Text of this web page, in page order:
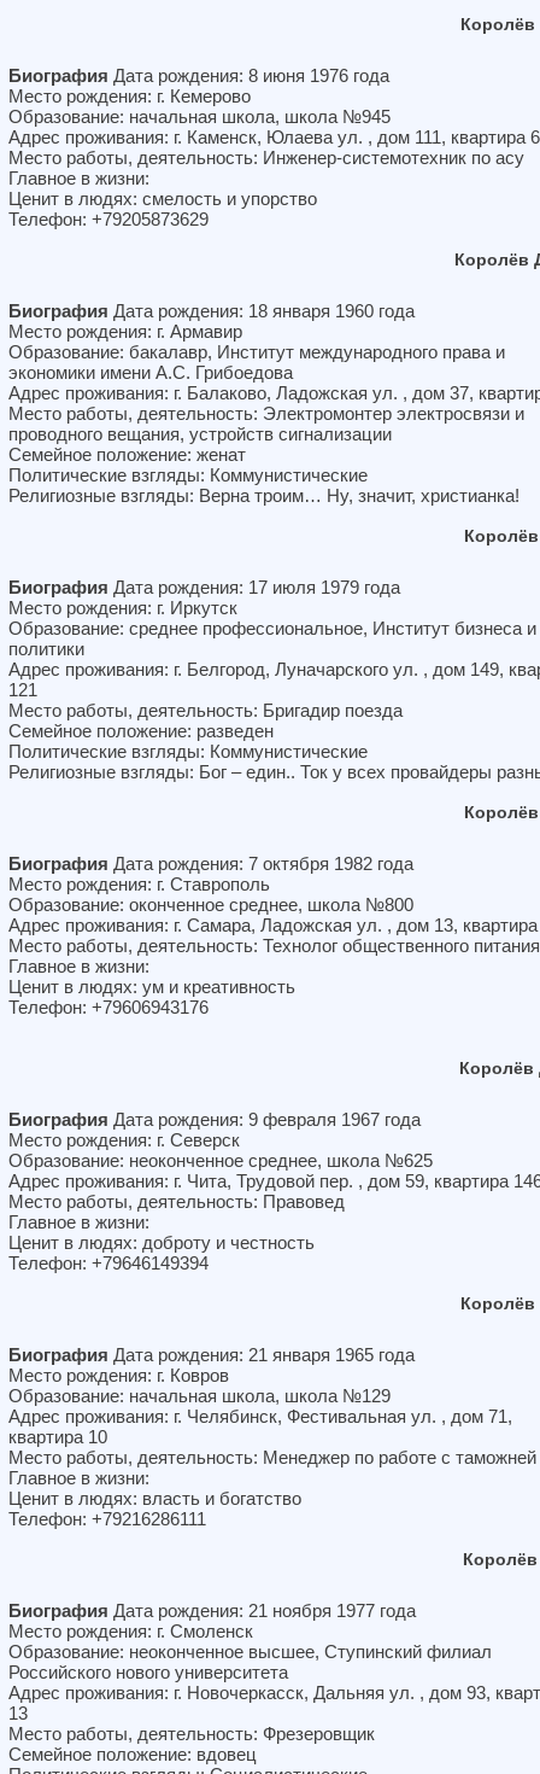
Королёв
Биография Дата рождения: 8 июня 1976 года
Место рождения: г. Кемерово
Образование: начальная школа, школа №945
Адрес проживания: г. Каменск, Юлаева ул. , дом 111, квартира
Место работы, деятельность: Инженер-системотехник по асу
Главное в жизни:
Ценит в людях: смелость и упорство
Телефон: +79205873629
Королёв
Биография Дата рождения: 18 января 1960 года
Место рождения: г. Армавир
Образование: бакалавр, Институт международного права и
экономики имени А.С. Грибоедова
Адрес проживания: г. Балаково, Ладожская ул. , дом 37,
Место работы, деятельность: Электромонтер электросвязи и
проводного вещания, устройств сигнализации
Семейное положение: женат
Политические взгляды: Коммунистические
Религиозные взгляды: Верна троим… Ну, значит, христианка!
Биография Дата рождения: 17 июля 1979 года
Место рождения: г. Иркутск
Образование: среднее профессиональное, Институт бизнеса и
политики
Адрес проживания: г. Белгород, Луначарского ул. , дом 149,
121
Место работы, деятельность: Бригадир поезда
Семейное положение: разведен
Политические взгляды: Коммунистические
Религиозные взгляды: Бог – един.. Ток у всех провайдеры
Биография Дата рождения: 7 октября 1982 года
Место рождения: г. Ставрополь
Образование: оконченное среднее, школа №800
Адрес проживания: г. Самара, Ладожская ул. , дом 13,
Место работы, деятельность: Технолог общественного питания
Главное в жизни:
Ценит в людях: ум и креативность
Телефон: +79606943176
Королёв
Биография Дата рождения: 9 февраля 1967 года
Место рождения: г. Северск
Образование: неоконченное среднее, школа №625
Адрес проживания: г. Чита, Трудовой пер. , дом 59, квартира
Место работы, деятельность: Правовед
Главное в жизни:
Ценит в людях: доброту и честность
Телефон: +79646149394
Королёв
Биография Дата рождения: 21 января 1965 года
Место рождения: г. Ковров
Образование: начальная школа, школа №129
Адрес проживания: г. Челябинск, Фестивальная ул. , дом 71,
квартира 10
Место работы, деятельность: Менеджер по работе с таможней
Главное в жизни:
Ценит в людях: власть и богатство
Телефон: +79216286111
Биография Дата рождения: 21 ноября 1977 года
Место рождения: г. Смоленск
Образование: неоконченное высшее, Ступинский филиал
Российского нового университета
Адрес проживания: г. Новочеркасск, Дальняя ул. , дом 93,
13
Место работы, деятельность: Фрезеровщик
Семейное положение: вдовец